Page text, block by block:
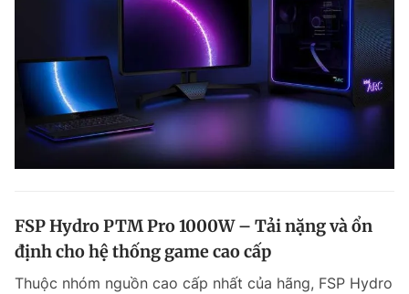
FSP Hydro PTM Pro 1000W – Tải nặng và ổn
định cho hệ thống game cao cấp
Thuộc nhóm nguồn cao cấp nhất của hãng, FSP Hydro